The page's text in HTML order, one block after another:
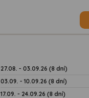
27.08. - 03.09.26 (8 dní)
03.09. - 10.09.26 (8 dní)
17.09. - 24.09.26 (8 dní)